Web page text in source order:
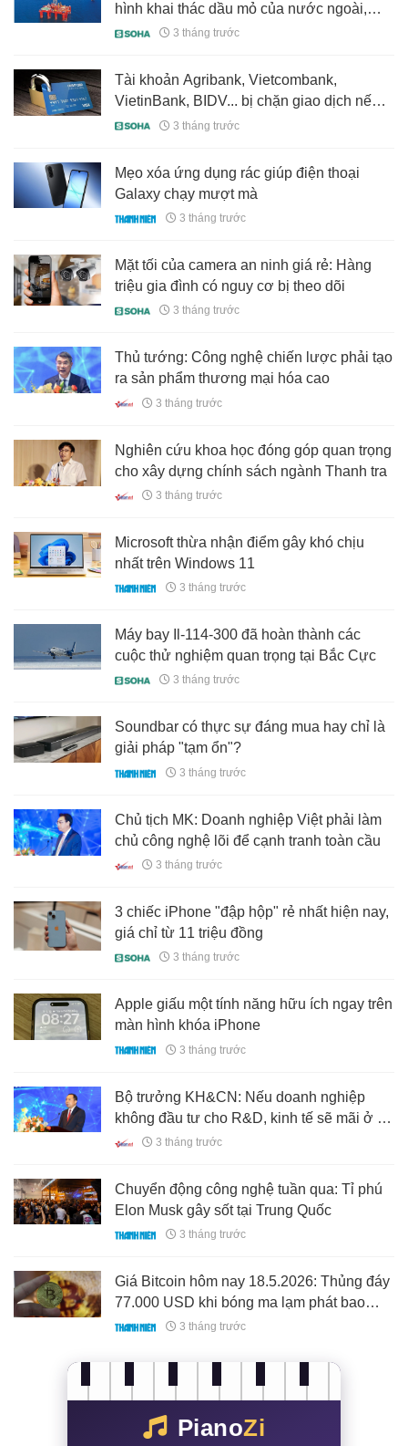
hình khai thác dầu mỏ của nước ngoài,
Việt Nam tự "may đo" giải pháp, làm chủ
USD
3 tháng trước
Tài khoản Agribank, Vietcombank,
VietinBank, BIDV... bị chặn giao dịch nếu
không đáp ứng điều kiện sau
3 tháng trước
Mẹo xóa ứng dụng rác giúp điện thoại
Galaxy chạy mượt mà
3 tháng trước
Mặt tối của camera an ninh giá rẻ: Hàng
triệu gia đình có nguy cơ bị theo dõi
3 tháng trước
Thủ tướng: Công nghệ chiến lược phải tạo
ra sản phẩm thương mại hóa cao
3 tháng trước
Nghiên cứu khoa học đóng góp quan trọng
cho xây dựng chính sách ngành Thanh tra
3 tháng trước
Microsoft thừa nhận điểm gây khó chịu
nhất trên Windows 11
3 tháng trước
Máy bay Il-114-300 đã hoàn thành các
cuộc thử nghiệm quan trọng tại Bắc Cực
3 tháng trước
Soundbar có thực sự đáng mua hay chỉ là
giải pháp "tạm ổn"?
3 tháng trước
Chủ tịch MK: Doanh nghiệp Việt phải làm
chủ công nghệ lõi để cạnh tranh toàn cầu
3 tháng trước
3 chiếc iPhone "đập hộp" rẻ nhất hiện nay,
giá chỉ từ 11 triệu đồng
3 tháng trước
Apple giấu một tính năng hữu ích ngay trên
màn hình khóa iPhone
3 tháng trước
Bộ trưởng KH&CN: Nếu doanh nghiệp
không đầu tư cho R&D, kinh tế sẽ mãi ở vị
trí gia công3 tháng trước
Chuyển động công nghệ tuần qua: Tỉ phú
Elon Musk gây sốt tại Trung Quốc
3 tháng trước
Giá Bitcoin hôm nay 18.5.2026: Thủng đáy
77.000 USD khi bóng ma lạm phát bao
trùm
3 tháng trước
PianoZi